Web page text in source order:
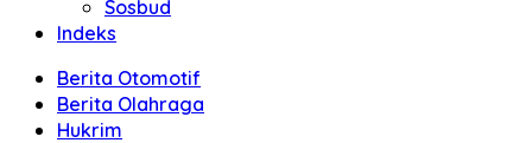
Sosbud
Indeks
Berita Otomotif
Berita Olahraga
Hukrim